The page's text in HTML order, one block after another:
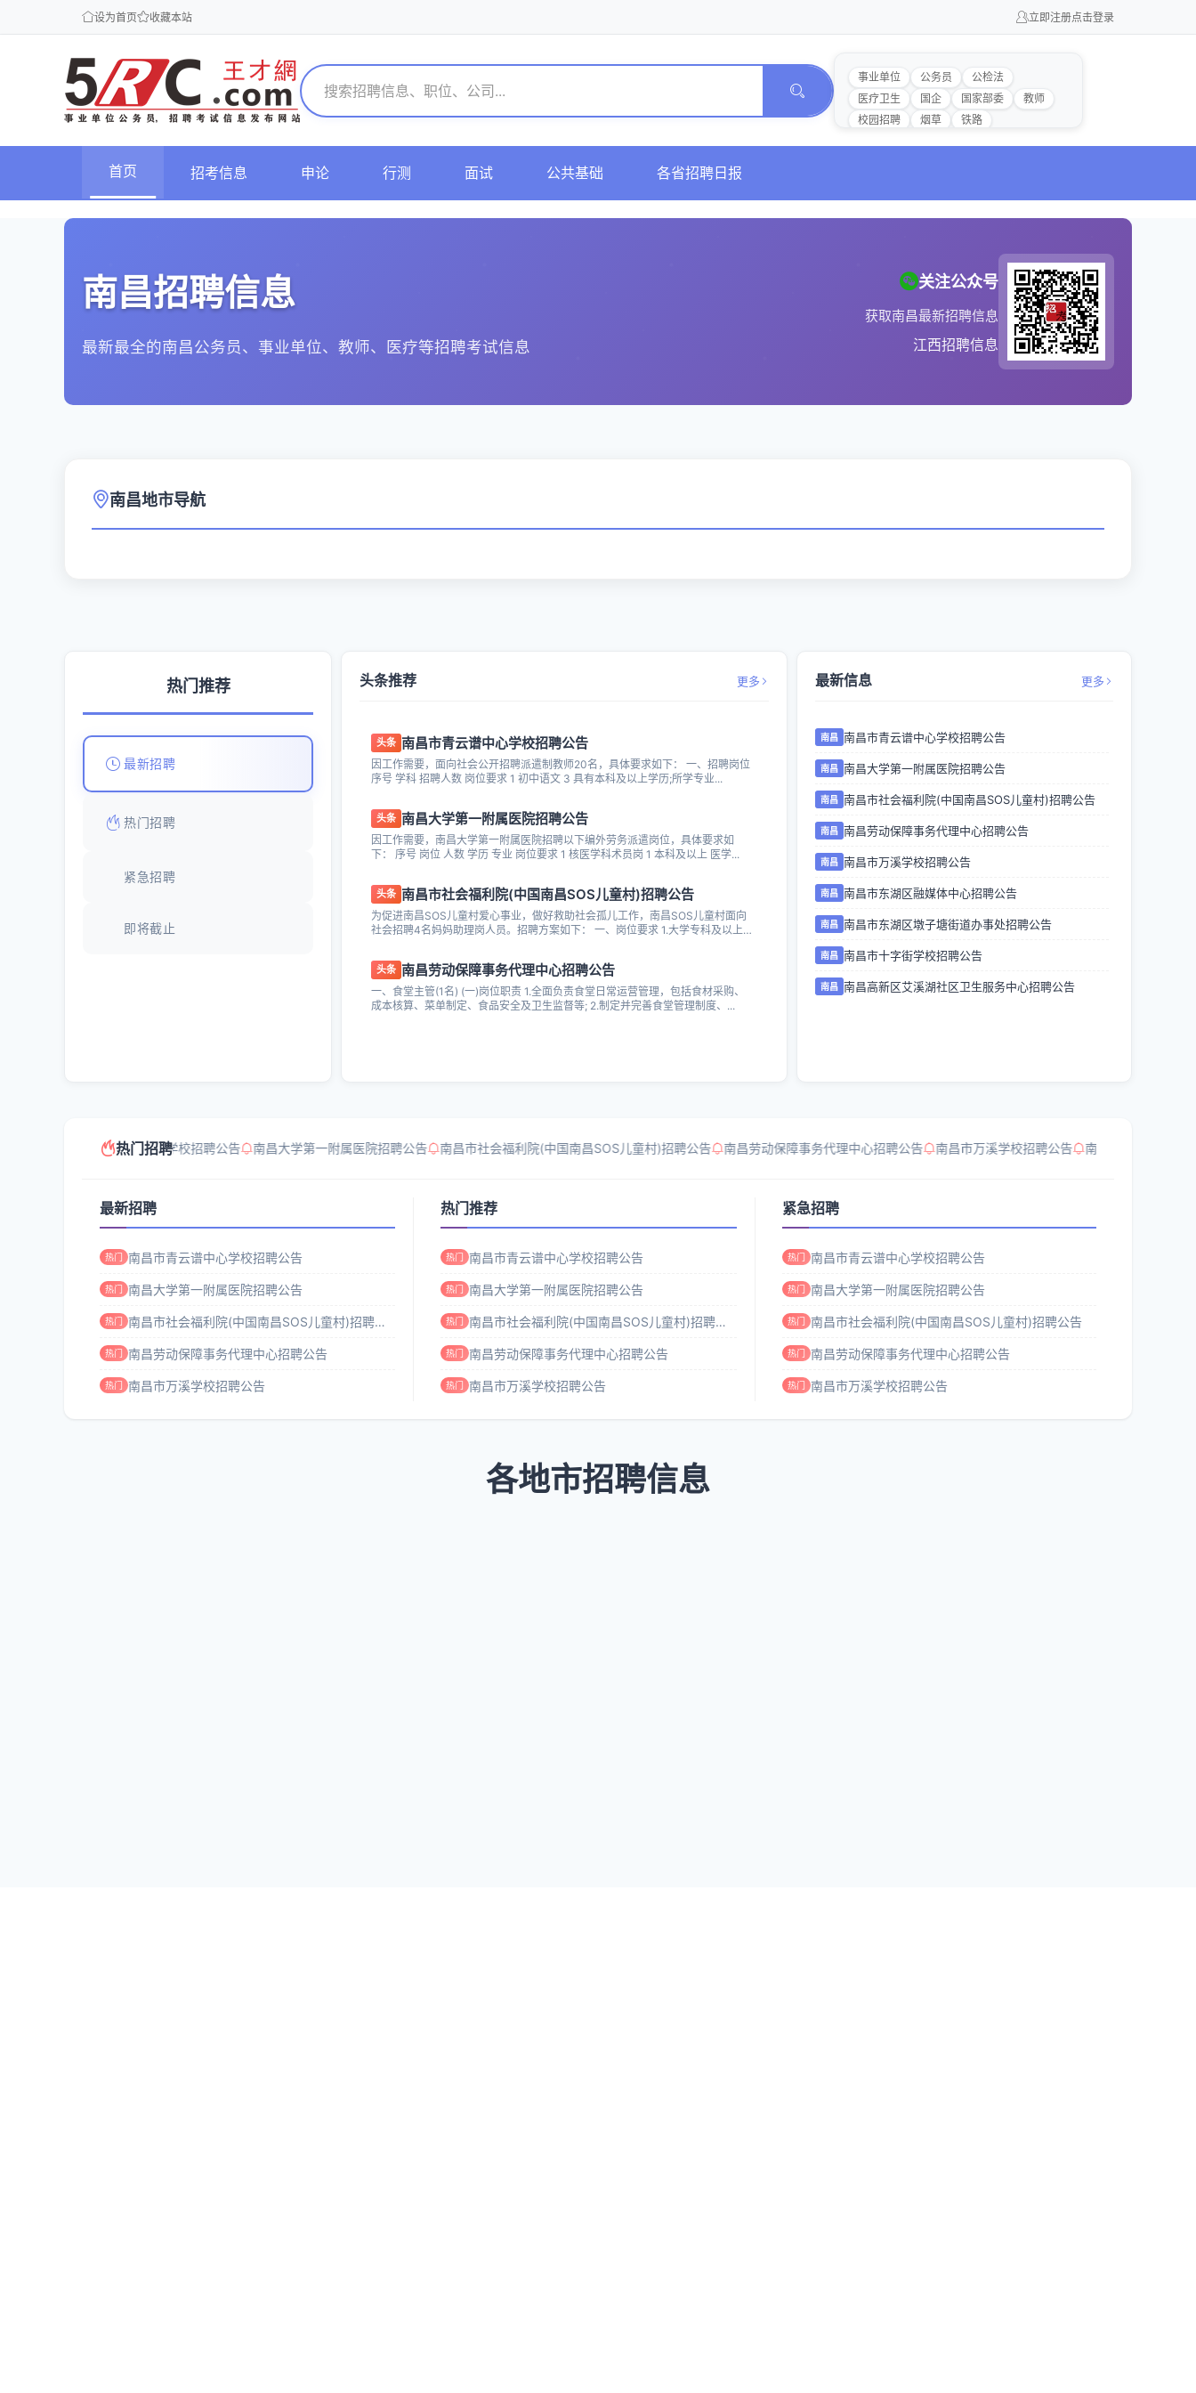
设为首页 收藏本站 立即注册点击登录
事业单位 公务员
公检法
医疗卫生
国企 国家部委
教师
校园招聘
烟草 铁路
首页 招考信息 申论 行测 面试 公共基础 各省招聘日报
南昌招聘信息
最新最全的南昌公务员、事业单位、教师、医疗等招聘考试信息
关注公众号
获取南昌最新招聘信息
江西招聘信息
南昌地市导航
热门推荐
最新招聘
热门招聘
紧急招聘
即将截止
头条推荐 更多
头条 南昌市青云谱中心学校招聘公告
因工作需要，面向社会公开招聘派遣制教师20名，具体要求如下： 一、招聘岗位
序号 学科 招聘人数 岗位要求 1 初中语文 3 具有本科及以上学历;所学专业...
头条 南昌大学第一附属医院招聘公告
因工作需要，南昌大学第一附属医院招聘以下编外劳务派遣岗位，具体要求如
下： 序号 岗位 人数 学历 专业 岗位要求 1 核医学科术员岗 1 本科及以上 医学...
头条 南昌市社会福利院(中国南昌SOS儿童村)招聘公告
为促进南昌SOS儿童村爱心事业，做好救助社会孤儿工作，南昌SOS儿童村面向
社会招聘4名妈妈助理岗人员。招聘方案如下： 一、岗位要求 1.大学专科及以上
头条 南昌劳动保障事务代理中心招聘公告
一、食堂主管(1名) (一)岗位职责 1.全面负责食堂日常运营管理，包括食材采购、
成本核算、菜单制定、食品安全及卫生监督等; 2.制定并完善食堂管理制度、...
最新信息 更多
南昌 南昌市青云谱中心学校招聘公告
南昌 南昌大学第一附属医院招聘公告
南昌 南昌市社会福利院(中国南昌SOS儿童村)招聘公告
南昌 南昌劳动保障事务代理中心招聘公告
南昌 南昌市万溪学校招聘公告
南昌 南昌市东湖区融媒体中心招聘公告
南昌 南昌市东湖区墩子塘街道办事处招聘公告
南昌 南昌市十字街学校招聘公告
南昌 南昌高新区艾溪湖社区卫生服务中心招聘公告
热门招聘
南昌市青云谱中心学校招聘公告 南昌大学第一附属医院招聘公告 南昌市社会福利院(中国南昌SOS儿童村)招聘公告 南昌劳动保障事务代理中心招聘公告 南昌市万溪学校招聘公告 南昌市东湖区融媒体
最新招聘
热门 南昌市青云谱中心学校招聘公告
热门 南昌大学第一附属医院招聘公告
热门 南昌市社会福利院(中国南昌SOS儿童村)招聘公告
热门 南昌劳动保障事务代理中心招聘公告
热门 南昌市万溪学校招聘公告
热门推荐
热门 南昌市青云谱中心学校招聘公告
热门 南昌大学第一附属医院招聘公告
热门 南昌市社会福利院(中国南昌SOS儿童村)招聘公告
热门 南昌劳动保障事务代理中心招聘公告
热门 南昌市万溪学校招聘公告
紧急招聘
热门 南昌市青云谱中心学校招聘公告
热门 南昌大学第一附属医院招聘公告
热门 南昌市社会福利院(中国南昌SOS儿童村)招聘公告
热门 南昌劳动保障事务代理中心招聘公告
热门 南昌市万溪学校招聘公告
各地市招聘信息